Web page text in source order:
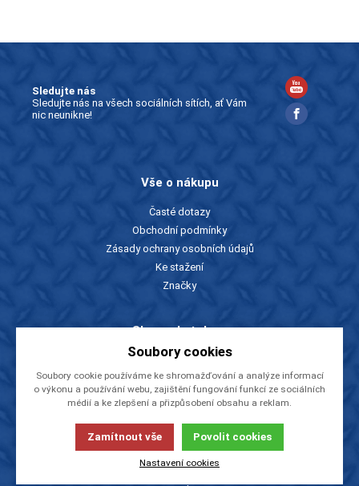
Sledujte nás
Sledujte nás na všech sociálních sítích, ať Vám
nic neunikne!
Vše o nákupu
Časté dotazy
Obchodní podmínky
Zásady ochrany osobních údajů
Ke stažení
Značky
Slevy a katalogy
Zboží v akci
Ceníky a katalogy
Rady a tipy
O firmě
O nás
Soubory cookies
Soubory cookie používáme ke shromažďování a analýze informací
o výkonu a používání webu, zajištění fungování funkcí ze sociálních
médií a ke zlepšení a přizpůsobení obsahu a reklam.
Zamítnout vše Povolit cookies
Nastavení cookies